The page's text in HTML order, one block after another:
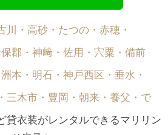
川・高砂・たつの・赤穂・
郡・神﨑・佐用・宍粟・備前
本・明石・神戸西区・垂水・
三木市・豊岡・朝来・養父・で゙
貸衣装がレンタルできるマリリン